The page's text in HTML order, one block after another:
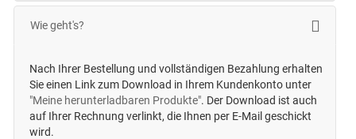
Wie geht's?
Nach Ihrer Bestellung und vollständigen Bezahlung erhalten
Sie einen Link zum Download in Ihrem Kundenkonto unter
"Meine herunterladbaren Produkte". Der Download ist auch
auf Ihrer Rechnung verlinkt, die Ihnen per E-Mail geschickt
wird.